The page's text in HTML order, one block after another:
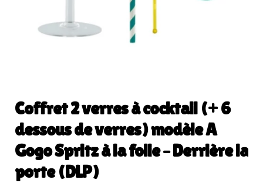
Coffret 2 verres à cocktail (+ 6
dessous de verres) modèle A
Gogo Spritz à la folie – Derrière la
porte (DLP)